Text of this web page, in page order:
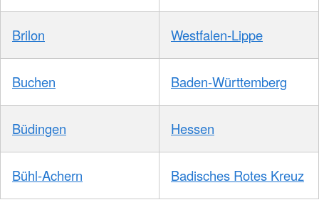
Brilon Westfalen-Lippe
Buchen Baden-Württemberg
Büdingen Hessen
Bühl-Achern Badisches Rotes Kreuz